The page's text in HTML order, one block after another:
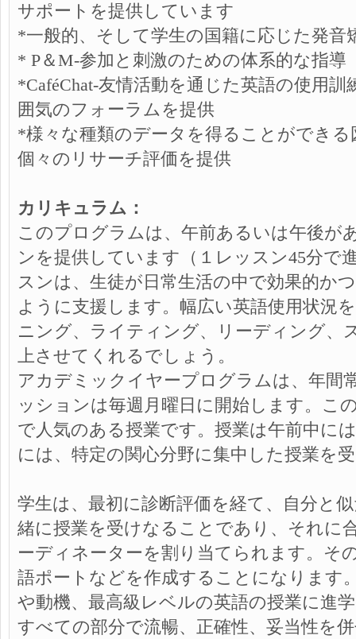
サポートを提供しています
*一般的、そして学生の国籍に応じた発音
* P＆M-参加と刺激のための体系的な指導
*CaféChat-友情活動を通じた英語の使用
囲気のフォーラムを提供
*様々な種類のデータを得ることができる
個々のリサーチ評価を提供
カリキュラム：
このプログラムは、午前あるいは午後が
ンを提供しています（１レッスン45分で
スンは、生徒が日常生活の中で効果的か
ように支援します。幅広い英語使用状況
ニング、ライティング、リーディング、
上させてくれるでしょう。
アカデミックイヤープログラムは、年間
ッションは毎週月曜日に開始します。こ
で人気のある授業です。授業は午前中に
には、特定の関心分野に集中した授業を
学生は、最初に診断評価を経て、自分と
緒に授業を受けなることであり、それに
ーディネーターを割り当てられます。そ
語ポートなどを作成することになります
や動機、最高級レベルの英語の授業に進
すべての部分で流暢、正確性、妥当性を